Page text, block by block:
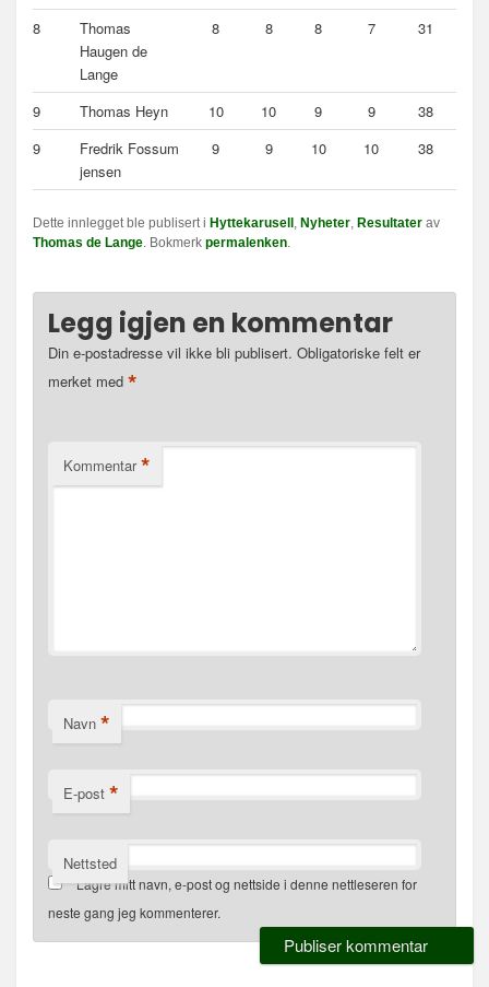
8
Thomas
Haugen de
Lange
8 8 8 7 31
9 Thomas Heyn 10 10 9 9
38
9
Fredrik Fossum
jensen
9 9 10 10 38
Dette innlegget ble publisert i Hyttekarusell, Nyheter, Resultater av
Thomas de Lange. Bokmerk permalenken.
Legg igjen en kommentar
Din e-postadresse vil ikke bli publisert. Obligatoriske felt er
merket med *
Kommentar *
Navn *
E-post *
Nettsted
Lagre mitt navn, e-post og nettside i denne nettleseren for
neste gang jeg kommenterer.
Alternative: